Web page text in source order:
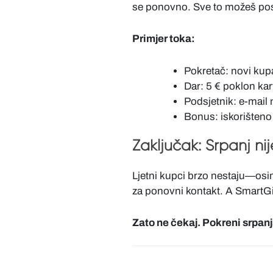
se ponovno. Sve to možeš
Primjer toka:
Pokretač: novi
Dar: 5 € poklon
Podsjetnik: e-mail
Bonus:
Zaključak: Srpanj
Ljetni kupci brzo
za ponovni kontakt. A
Zato ne čekaj. Pokreni